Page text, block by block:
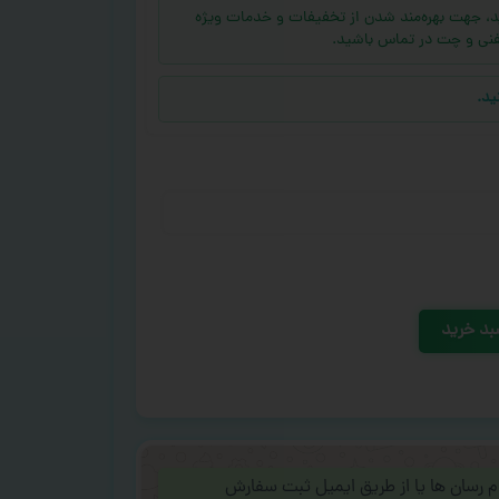
(بالای ۱۰ عدد) دارید، جهت بهره‌مند شدن از تخفیفات و خدمات ویژه
و چت در تماس باشید.
خرید
رسان ها یا از طریق ایمیل ثبت سفارش